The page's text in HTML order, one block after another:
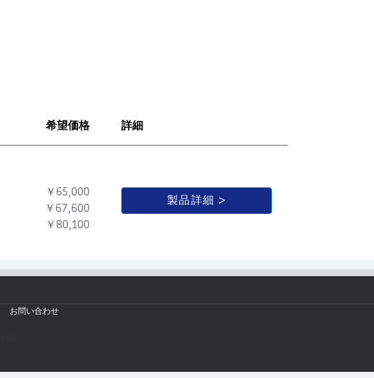
希望価格 詳細
￥65,000
￥67,600
￥80,100
製品詳細
お問い合わせ